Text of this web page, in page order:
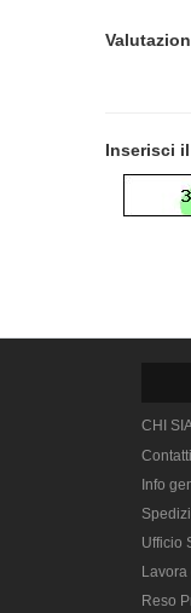
Inserisci
CHI
Contatti
Info
Ufficio
Reso